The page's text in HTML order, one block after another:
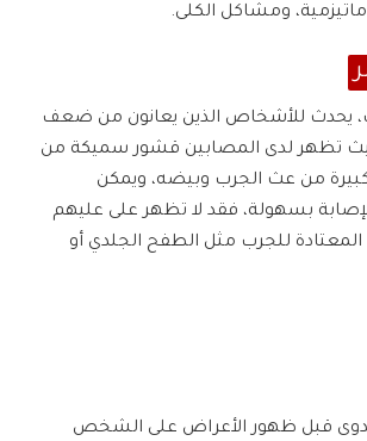
ومشاكل الكلى.
يحدث للأشخاص الذين يعانون من ضعف
حيث تظهر لدى المصابين قشور سميكة من
كبيرة من عث الجرب وبيضه، ويمكن
بسهولة، فقد لا تظهر على عليهم
المعتادة للجرب مثل الطفح الجلدي أو
قبل ظهور الأعراض على الشخص